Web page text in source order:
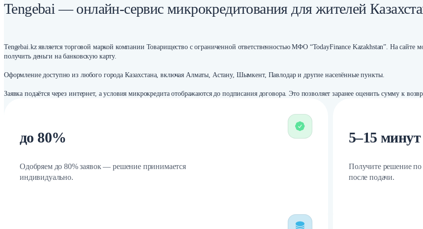
Tengebai — онлайн-сервис микрокредитования для жителей
Tengebai.kz является торговой маркой компании Товарищество с ограниченной ответственностью МФО “TodayFinance Kazakhstan”. На
получить деньги на банковскую карту.
Оформление доступно из любого города Казахстана, включая Алматы, Астану, Шымкент, Павлодар и другие населённые пункты.
Заявка подаётся через интернет, а условия микрокредита отображаются до подписания договора. Это позволяет заранее оценить сумму к
до 80%
Одобряем до 80% заявок — решение принимается
индивидуально.
5–15 минут
Получите решение по
после подачи.